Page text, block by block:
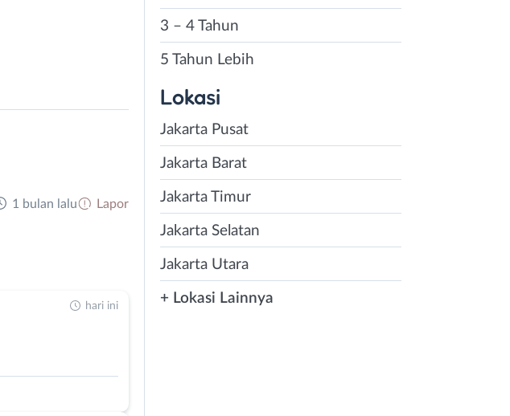
1 bulan lalu Lapor
hari ini
3 – 4 Tahun
5 Tahun Lebih
Lokasi
Jakarta Pusat
Jakarta Barat
Jakarta Timur
Jakarta Selatan
Jakarta Utara
+ Lokasi Lainnya